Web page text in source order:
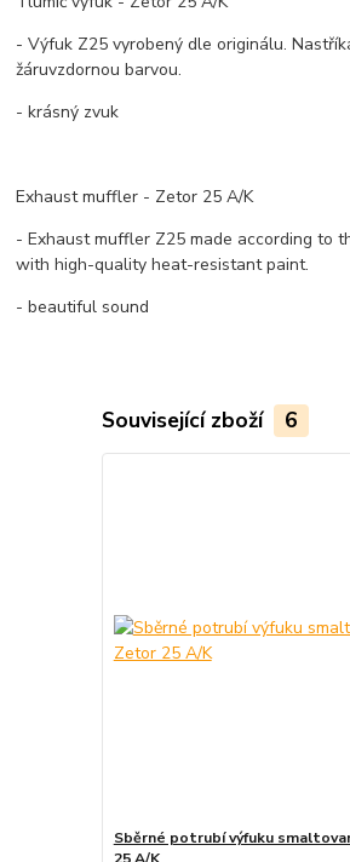
- Výfuk Z25 vyrobený dle originálu.
žáruvzdornou barvou.
- krásný zvuk
Exhaust muffler - Zetor 25 A/K
- Exhaust muffler Z25 made according to
with high-quality heat-resistant paint.
- beautiful sound
Související zboží 6
Sběrné potrubí výfuku